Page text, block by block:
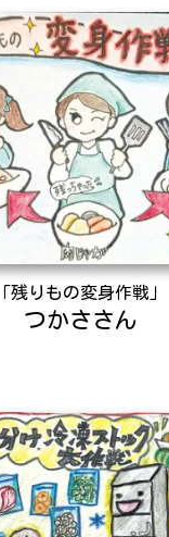
「残りもの変身作戦」
つかささん